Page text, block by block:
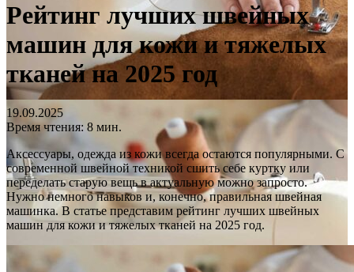
Рейтинг лучших швейных
машин для кожи и тяжелых
тканей на 2025 год
19.09.2025
Время чтения: 8 мин.
Аксессуары, одежда из кожи всегда остаются популярными. С
современной швейной техникой сшить себе куртку или
переделать старую вещь в актуальную можно запросто.
Нужно немного навыков и, конечно, правильная швейная
машинка. В статье представим рейтинг лучших швейных
машин для кожи и тяжелых тканей на 2025 год.